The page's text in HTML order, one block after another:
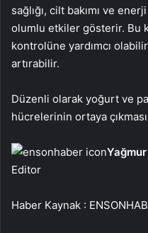
sağlığı, cilt bakımı ve
olumlu etkiler gösterir. Bu
kontrolüne yardımcı
artırabilir.
Düzenli olarak yoğurt ve
hücrelerinin ortaya
Editor
Haber Kaynak :